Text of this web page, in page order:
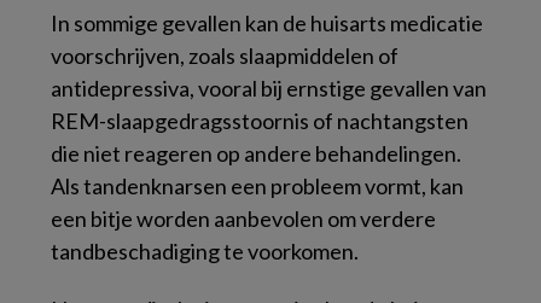
In sommige gevallen kan de huisarts medicatie
voorschrijven, zoals slaapmiddelen of
antidepressiva, vooral bij ernstige gevallen van
REM-slaapgedragsstoornis of nachtangsten
die niet reageren op andere behandelingen.
Als tandenknarsen een probleem vormt, kan
een bitje worden aanbevolen om verdere
tandbeschadiging te voorkomen.